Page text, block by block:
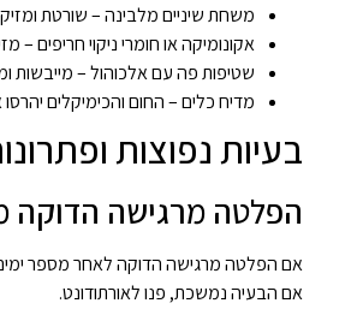
משחת שיניים מלבינה – שורטת
אקונומיקה או חומרי ניקוי חריפים –
שטיפות פה עם אלכוהול – מייבשות
מדיח כלים – החום והכימיקלים
בעיות נפוצות
הפלטה מרגישה הדוקה
אם הפלטה מרגישה הדוקה לאחר מספר
אם הבעיה נמשכת, פנו לאורתודונט.